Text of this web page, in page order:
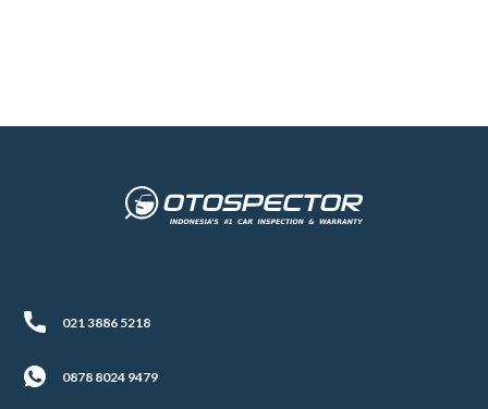
021 3886 5218
0878 8024 9479